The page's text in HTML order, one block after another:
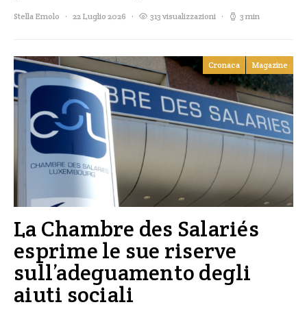
Stella Emolo 22 Luglio 2026 313 visualizzazioni 3 min
Cronaca Magazine
La Chambre des Salariés
esprime le sue riserve
sull’adeguamento degli
aiuti sociali